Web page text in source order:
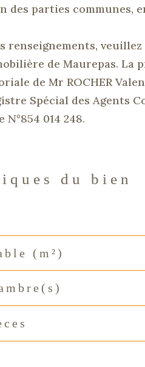
des parties communes,
renseignements,
de Maurepas. La
de Mr ROCHER
Spécial des Agents
N°854 014 248.
du bien
(m²)